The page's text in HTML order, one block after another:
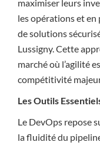
maximiser leurs
les opérations et
de solutions
Lussigny. Cette
marché où l’agilité
compétitivité
Les Outils
Le DevOps repose
la fluidité du